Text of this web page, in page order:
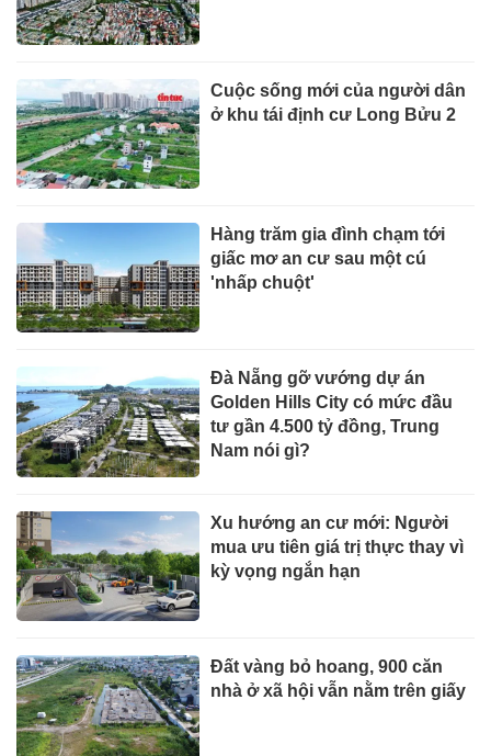
Cuộc sống mới của người dân
ở khu tái định cư Long Bửu 2
Hàng trăm gia đình chạm tới
giấc mơ an cư sau một cú
'nhấp chuột'
Đà Nẵng gỡ vướng dự án
Golden Hills City có mức đầu
tư gần 4.500 tỷ đồng, Trung
Nam nói gì?
Xu hướng an cư mới: Người
mua ưu tiên giá trị thực thay vì
kỳ vọng ngắn hạn
Đất vàng bỏ hoang, 900 căn
nhà ở xã hội vẫn nằm trên giấy